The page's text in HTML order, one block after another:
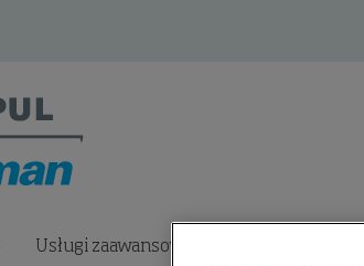
Usługi zaawansowane